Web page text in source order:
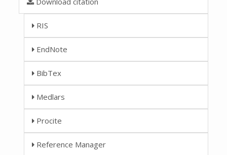
RIS
EndNote
BibTex
Medlars
Procite
Reference Manager